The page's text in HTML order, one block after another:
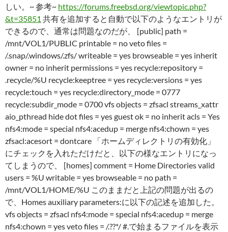
しい。~ 参考~ https://forums.freebsd.org/viewtopic.php?
&t=35851 共有を追加すると自動で以下のようなエントリが
できるので、通常は問題なのだが、 [public] path =
/mnt/VOL1/PUBLIC printable = no veto files =
/.snap/.windows/.zfs/ writeable = yes browseable = yes inherit
owner = no inherit permissions = yes recycle:repository =
.recycle/%U recycle:keeptree = yes recycle:versions = yes
recycle:touch = yes recycle:directory_mode = 0777
recycle:subdir_mode = 0700 vfs objects = zfsacl streams_xattr
aio_pthread hide dot files = yes guest ok = no inherit acls = Yes
nfs4:mode = special nfs4:acedup = merge nfs4:chown = yes
zfsacl:acesort = dontcare 「ホームディレクトリの有効化」
にチェックを入れただけだと、以下の様なエントリになっ
てしまうので、 [homes] comment = Home Directories valid
users = %U writable = yes browseable = no path =
/mnt/VOL1/HOME/%U このままだと上記の問題が出るの
で、Homes auxiliary parameters:に以下の記述を追加した。
vfs objects = zfsacl nfs4:mode = special nfs4:acedup = merge
nfs4:chown = yes veto files = /.??*/ #.で始まるファイルを表示